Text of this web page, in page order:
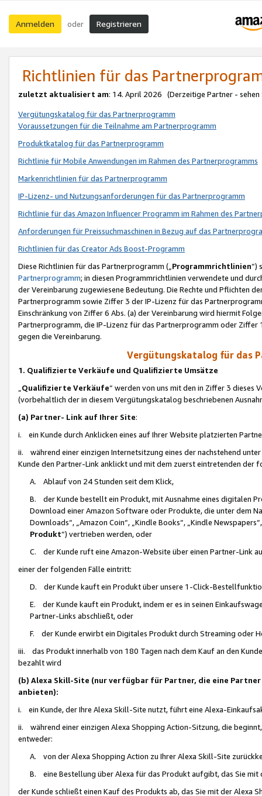
Anmelden oder Registrieren
Richtlinien für das
zuletzt aktualisiert am: 14. April 2026 (Derzeitige Partner - sehen
Vergütungskatalog für das Partnerprogramm
Voraussetzungen für die Teilnahme am Partnerprogramm
Produktkatalog für das Partnerprogramm
Richtlinie für Mobile Anwendungen im Rahmen des Partnerprogramms
Markenrichtlinien für das Partnerprogramm
IP-Lizenz- und Nutzungsanforderungen für das Partnerprogramm
Richtlinie für das Amazon Influencer Programm im Rahmen des
Anforderungen für Preissuchmaschinen in Bezug auf das
Richtlinien für das Creator Ads Boost-Programm
Diese Richtlinien für das Partnerprogramm („Programmrichtlinien“)
Partnerprogramm; in diesen Programmrichtlinien verwendete und
der Vereinbarung zugewiesene Bedeutung. Die Rechte und Pflichten
Partnerprogramm sowie Ziffer 3 der IP-Lizenz für das
Einschränkung von Ziffer 6 Abs. (a) der Vereinbarung wird hiermit
Partnerprogramm, die IP-Lizenz für das Partnerprogramm oder
gegen die Vereinbarung.
Vergütungskatalog für das
1. Qualifizierte Verkäufe und Qualifizierte Umsätze
Qualifizierte Verkäufe“ werden von uns mit den in Ziffer 3
(vorbehaltlich der in diesem Vergütungskatalog beschriebenen
(a) Partner- Link auf Ihrer Site:
i. ein Kunde durch Anklicken eines auf Ihrer Website platzierten
ii. während einer einzigen Internetsitzung eines der nachstehend
Kunde den Partner-Link anklickt und mit dem zuerst eintretenden der
A. Ablauf von 24 Stunden seit dem Klick,
B. der Kunde bestellt ein Produkt, mit Ausnahme eines digitalen
Download einer Amazon Software oder Produkte, die unter dem
Downloads“, „Amazon Coin“, „Kindle Books“, „Kindle
Produkt“) vertrieben werden, oder
C. der Kunde ruft eine Amazon-Website über einen Partner-Link
einer der folgenden Fälle eintritt:
D. der Kunde kauft ein Produkt über unsere 1-Click-
E. der Kunde kauft ein Produkt, indem er es in seinen
Partner-Links abschließt, oder
F. der Kunde erwirbt ein Digitales Produkt durch Streaming oder
iii. das Produkt innerhalb von 180 Tagen nach dem Kauf an den
bezahlt wird
(b) Alexa Skill-Site (nur verfügbar für Partner, die eine
anbieten):
i. ein Kunde, der Ihre Alexa Skill-Site nutzt, führt eine Alexa-
ii. während einer einzigen Alexa Shopping Action-Sitzung, die
entweder:
A. von der Alexa Shopping Action zu Ihrer Alexa Skill-Site
B. eine Bestellung über Alexa für das Produkt aufgibt, das Sie mit
der Kunde schließt einen Kauf des Produkts ab, das Sie mit der Alexa